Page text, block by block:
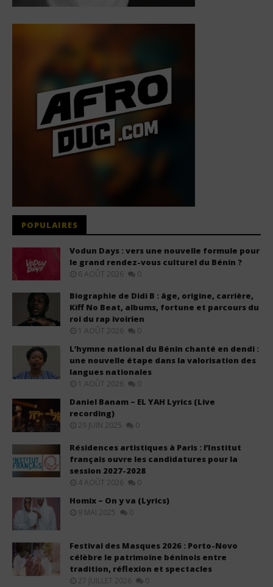
POPULAIRES
Vodun Days : vers une nouvelle formule pour
le grand rendez-vous culturel du Bénin ?
6 AOÛT 2026 0
Biographie de Didi B : âge, origine, carrière,
Kiff No Beat, albums, fortune et parcours du
roi du rap ivoirien
1 AOÛT 2026 0
L’hymne national du Bénin chanté en dendi :
une nouvelle étape dans la valorisation des
langues nationales
1 AOÛT 2026 0
Daniel Banam – EL YAH Lyrics (Live
recording)
29 JUIN 2025 0
Résidences artistiques à Paris : l’Institut
français ouvre les candidatures pour la
session 2027-2028
4 AOÛT 2026 0
Homix – On y va (Lyrics)
9 MAI 2025 0
Festival des Masques 2026 : Porto-Novo
célèbre le patrimoine béninois entre
tradition, réflexion et spectacles
27 JUILLET 2026 0